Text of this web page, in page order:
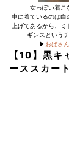
女っぽい着こ
中に着ているのは白
上げてあるから、
ギンスという
▶︎ おばさ
【10】黒
ーススカート